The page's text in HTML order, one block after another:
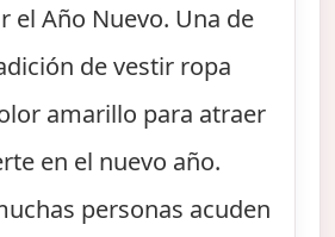
el Año Nuevo. Una de
de vestir ropa
amarillo para atraer
en el nuevo año.
personas acuden